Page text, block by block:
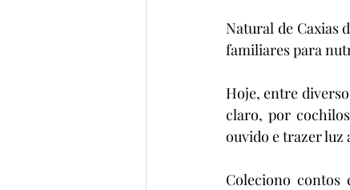
Natural de Caxias
familiares para
Hoje, entre
claro, por
ouvido e trazer luz
Coleciono contos